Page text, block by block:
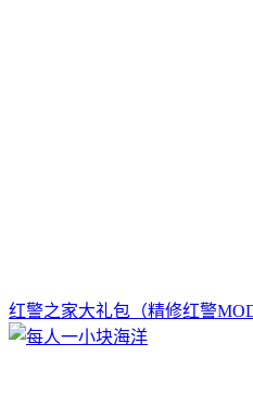
红警之家大礼包（精修红警